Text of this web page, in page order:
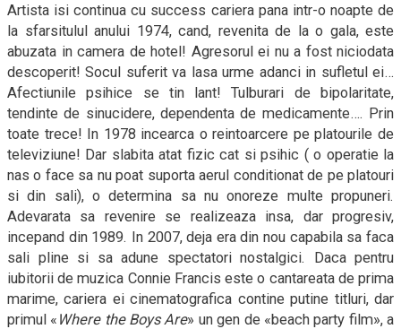
Artista isi continua cu success cariera pana intr-o noapte de
la sfarsitulul anului 1974, cand, revenita de la o gala, este
abuzata in camera de hotel! Agresorul ei nu a fost niciodata
descoperit! Socul suferit va lasa urme adanci in sufletul ei…
Afectiunile psihice se tin lant! Tulburari de bipolaritate,
tendinte de sinucidere, dependenta de medicamente…. Prin
toate trece! In 1978 incearca o reintoarcere pe platourile de
televiziune! Dar slabita atat fizic cat si psihic ( o operatie la
nas o face sa nu poat suporta aerul conditionat de pe platouri
si din sali), o determina sa nu onoreze multe propuneri.
Adevarata sa revenire se realizeaza insa, dar progresiv,
incepand din 1989. In 2007, deja era din nou capabila sa faca
sali pline si sa adune spectatori nostalgici. Daca pentru
iubitorii de muzica Connie Francis este o cantareata de prima
marime, cariera ei cinematografica contine putine titluri, dar
primul « Where the Boys Are» un gen de «beach party film», a